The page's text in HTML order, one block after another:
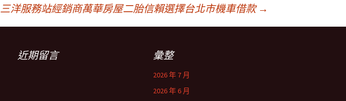
三洋服務站經銷商萬華房屋二胎信賴選擇台北市機車借款 →
近期留言 彙整
2026 年 7 月
2026 年 6 月